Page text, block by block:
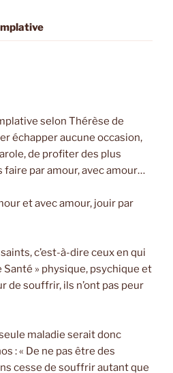
selon Thérèse de
échapper aucune occasion,
de profiter des plus
par amour, avec amour…
et avec amour, jouir par
c’est-à-dire ceux en qui
Santé » physique, psychique et
de souffrir, ils n’ont pas peur
maladie serait donc
: « De ne pas être des
cesse de souffrir autant que